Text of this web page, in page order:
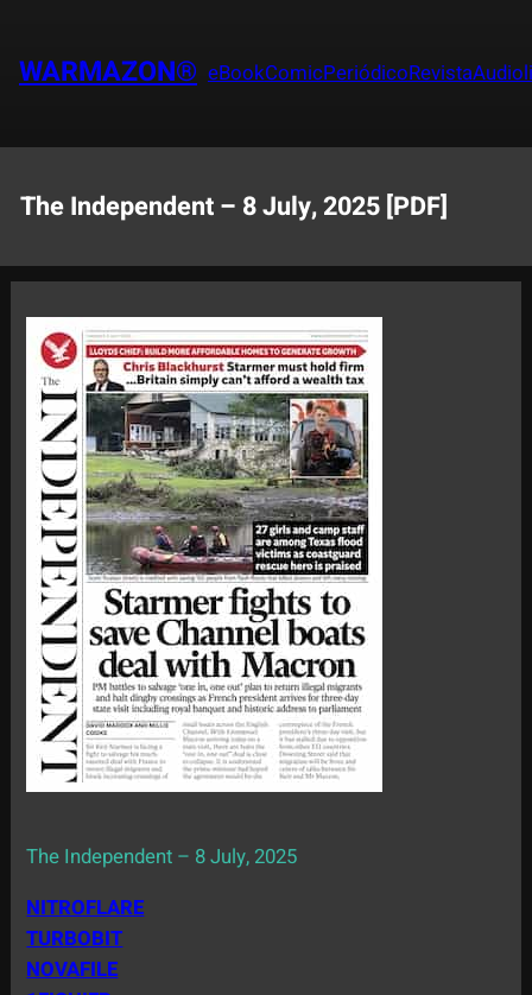
contenido
WARMAZON® eBookComicPeriódicoRevista
The Independent – 8 July, 2025 [PDF]
The Independent – 8 July, 2025
NITROFLARE
TURBOBIT
NOVAFILE